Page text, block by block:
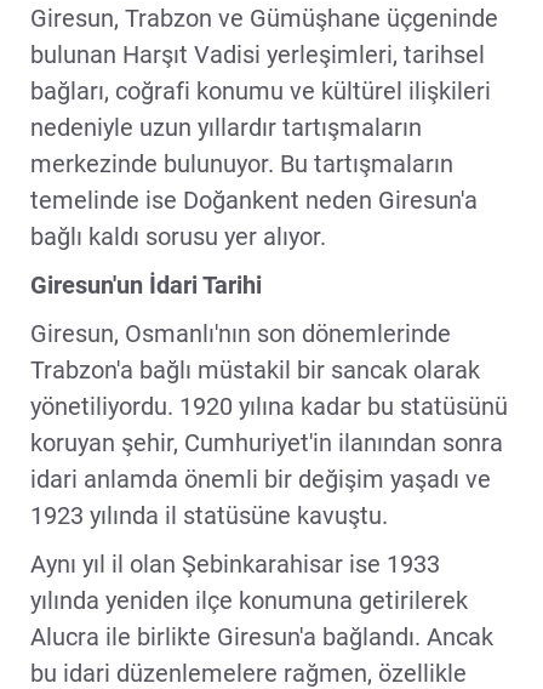
Giresun, Trabzon ve Gümüşhane üçgeninde
bulunan Harşıt Vadisi yerleşimleri, tarihsel
bağları, coğrafi konumu ve kültürel ilişkileri
nedeniyle uzun yıllardır tartışmaların
merkezinde bulunuyor. Bu tartışmaların
temelinde ise Doğankent neden Giresun'a
bağlı kaldı sorusu yer alıyor.
Giresun'un İdari Tarihi
Giresun, Osmanlı'nın son dönemlerinde
Trabzon'a bağlı müstakil bir sancak olarak
yönetiliyordu. 1920 yılına kadar bu statüsünü
koruyan şehir, Cumhuriyet'in ilanından sonra
idari anlamda önemli bir değişim yaşadı ve
1923 yılında il statüsüne kavuştu.
Aynı yıl il olan Şebinkarahisar ise 1933
yılında yeniden ilçe konumuna getirilerek
Alucra ile birlikte Giresun'a bağlandı. Ancak
bu idari düzenlemelere rağmen, özellikle